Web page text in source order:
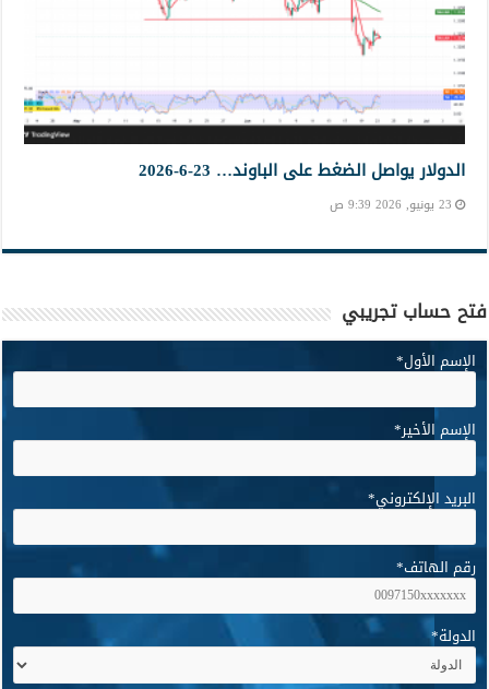
الدولار يواصل الضغط على الباوند… 23-6-2026
23 يونيو, 2026 9:39 ص
فتح حساب تجريبي
الإسم الأول*
الإسم الأخير*
البريد الإلكتروني*
رقم الهاتف*
الدولة*